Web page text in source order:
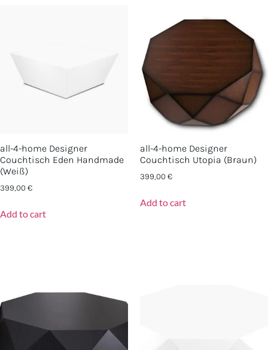
all-4-home Designer
Couchtisch Eden Handmade
(Weiß)
399,00€
Add to cart
all-4-home Designer
Couchtisch Utopia (Braun)
399,00€
Add to cart